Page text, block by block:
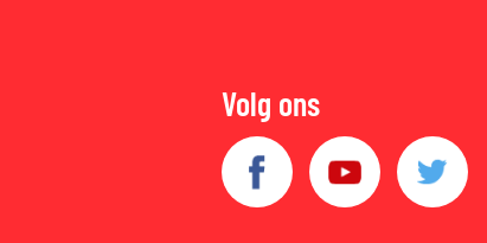
Volg ons